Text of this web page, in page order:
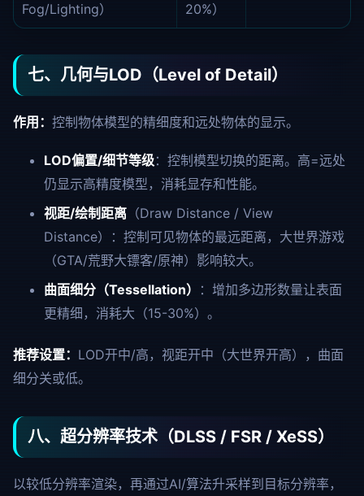
Fog/Lighting）
20%）
七、几何与LOD（Level of Detail）
作用： 控制物体模型的精细度和远处物体的显示。
LOD偏置/细节等级：控制模型切换的距离。高=远处
仍显示高精度模型，消耗显存和性能。
视距/绘制距离（Draw Distance / View
Distance）：控制可见物体的最远距离，大世界游戏
（GTA/荒野大镖客/原神）影响较大。
曲面细分（Tessellation）
：增加多边形数量让表面
更精细，消耗大（15-30%）。
推荐设置： LOD开中/高，视距开中（大世界开高），曲面
细分关或低。
八、超分辨率技术（DLSS / FSR / XeSS）
以较低分辨率渲染，再通过AI/算法升采样到目标分辨率，